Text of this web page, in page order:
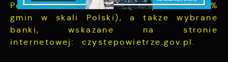
Powietrze” uczestniczy ponad 85%
gmin w skali Polski), a także wybrane
banki, wskazane na stronie
internetowej: czystepowietrze.gov.pl.